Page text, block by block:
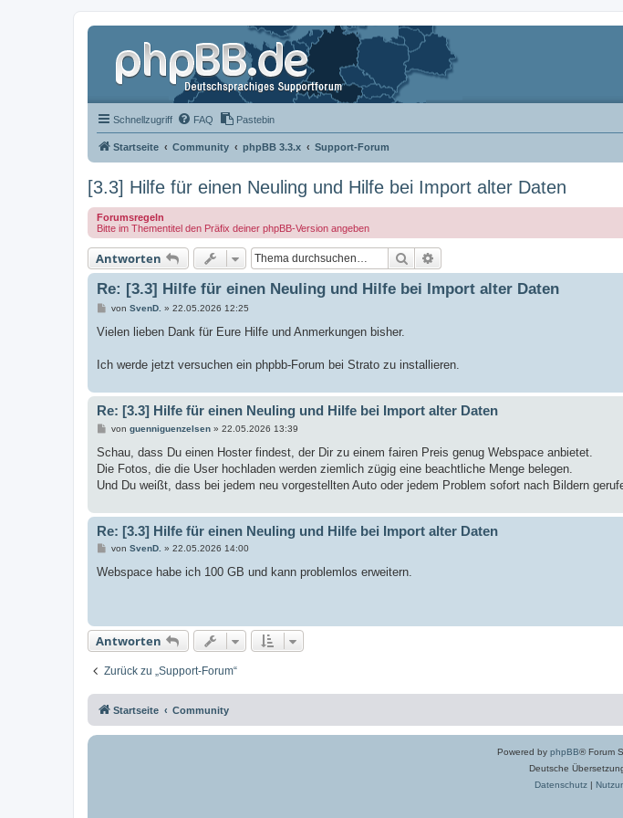
Schnellzugriff FAQ Pastebin
Startseite Community phpBB 3.3.x Support-Forum
[3.3] Hilfe für einen Neuling und Hilfe bei Import alter Daten
Forumsregeln
Bitte im Thementitel den Präfix deiner phpBB-Version angeben
Antworten Suche
Re: [3.3] Hilfe für einen Neuling und Hilfe bei Import alter Daten
B
i
a
von SvenD. » 22.05.2026 12:25
Vielen lieben Dank für Eure Hilfe und Anmerkungen bisher.
Ich werde jetzt versuchen ein phpbb-Forum bei Strato zu installieren.
Re: [3.3] Hilfe für einen Neuling und Hilfe bei Import alter Daten
B
i
r
a
von guenniguenzelsen» 22.05.2026 13:39
Schau, dass Du einen Hoster findest, der Dir zu einem fairen Preis genug Webspace anbietet.
Die Fotos, die die User hochladen werden ziemlich zügig eine beachtliche Menge belegen.
Und Du weißt, dass bei jedem neu vorgestellten Auto oder jedem Problem sofort nach Bildern
Re: [3.3] Hilfe für einen Neuling und Hilfe bei Import alter Daten
B
i
von SvenD. » 22.05.2026 14:00
Webspace habe ich 100 GB und kann problemlos erweitern.
Antworten
Zurück zu „Support-Forum“
Startseite Community
Powered by phpBB® Forum
Deutsche
Datenschutz|